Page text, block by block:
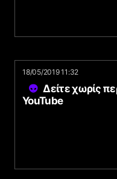
18/05/2019 11:32
Δείτε χωρίς
YouTube